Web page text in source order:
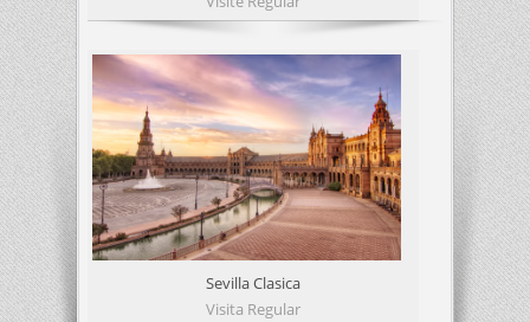
Sevilla Clasica
Visita Regular